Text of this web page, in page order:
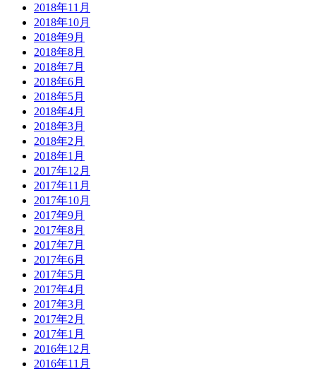
2018年11月
2018年10月
2018年9月
2018年8月
2018年7月
2018年6月
2018年5月
2018年4月
2018年3月
2018年2月
2018年1月
2017年12月
2017年11月
2017年10月
2017年9月
2017年8月
2017年7月
2017年6月
2017年5月
2017年4月
2017年3月
2017年2月
2017年1月
2016年12月
2016年11月